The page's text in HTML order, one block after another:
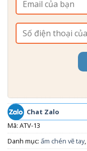
Chat Zalo
Mã: ATV-13
Danh mục: ấm chén vẽ tay,